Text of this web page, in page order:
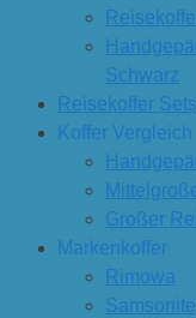
Schwarz
Reisekoffer Sets
Koffer Vergleich
Großer
Markenkoffer
Rimowa
Samsonite